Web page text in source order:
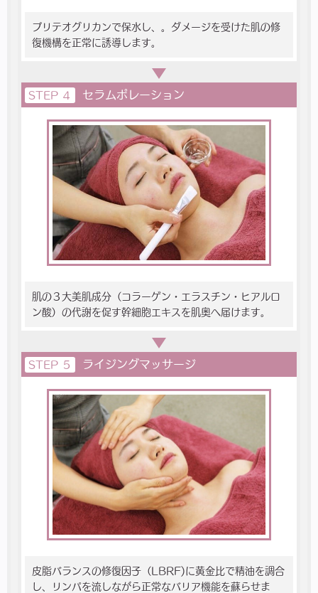
プリテオグリカンで保水し、。ダメージを受けた肌の修
復機構を正常に誘導します。
STEP ４ セラムポレーション
肌の３大美肌成分（コラーゲン・エラスチン・ヒアルロ
ン酸）の代謝を促す幹細胞エキスを肌奥へ届けます。
STEP ５ ライジングマッサージ
皮脂バランスの修復因子（LBRF)に黄金比で精油を調合
し、リンパを流しながら正常なバリア機能を蘇らせま